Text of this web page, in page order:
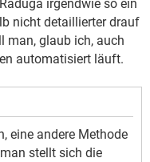
irgendwie so ein
nicht detaillierter drauf
man, glaub ich, auch
automatisiert läuft.
eine andere Methode
stellt sich die